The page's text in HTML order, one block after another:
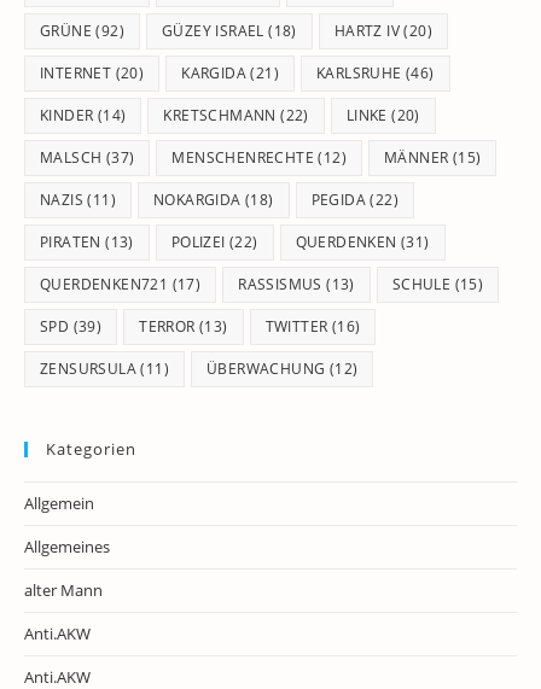
GRÜNE (92) GÜZEY ISRAEL (18) HARTZ IV(20)
INTERNET (20) KARGIDA(21) KARLSRUHE (46)
KINDER (14) KRETSCHMANN (22) LINKE (20)
MALSCH (37) MENSCHENRECHTE (12) MÄNNER (15)
NAZIS (11) NOKARGIDA (18) PEGIDA(22)
PIRATEN (13) POLIZEI (22) QUERDENKEN (31)
QUERDENKEN721 (17) RASSISMUS (13) SCHULE (15)
SPD (39) TERROR (13) TWITTER (16)
ZENSURSULA(11) ÜBERWACHUNG (12)
Kategorien
Allgemein
Allgemeines
alter Mann
Anti.AKW
Anti.AKW